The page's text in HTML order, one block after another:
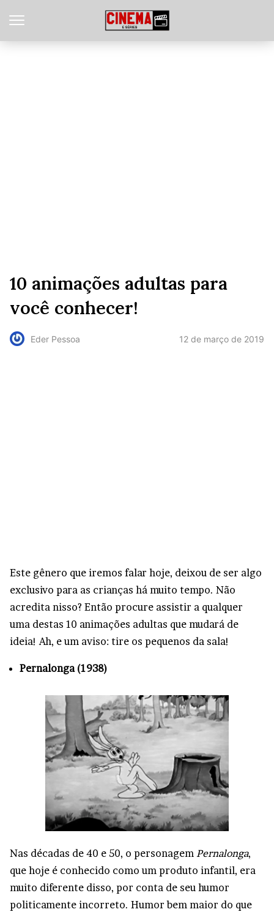
10 animações adultas para
você conhecer!
Eder Pessoa 12 de março de 2019
Este gênero que iremos falar hoje, deixou de ser algo
exclusivo para as crianças há muito tempo. Não
acredita nisso? Então procure assistir a qualquer
uma destas 10 animações adultas que mudará de
ideia! Ah, e um aviso: tire os pequenos da sala!
Pernalonga (1938)
Nas décadas de 40 e 50, o personagem Pernalonga,
que hoje é conhecido como um produto infantil, era
muito diferente disso, por conta de seu humor
politicamente incorreto. Humor bem maior do que